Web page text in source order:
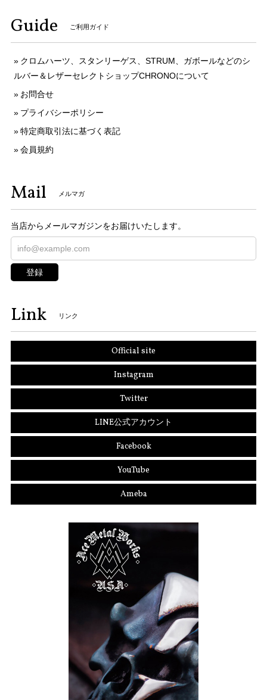
Guide ご利用ガイド
クロムハーツ、スタンリーゲス、STRUM、ガボールなどのシ
ルバー＆レザーセレクトショップCHRONOについて
お問合せ
プライバシーポリシー
特定商取引法に基づく表記
会員規約
Mail メルマガ
当店からメールマガジンをお届けいたします。
登録
Link リンク
Official site
Instagram
Twitter
LINE公式アカウント
Facebook
YouTube
Ameba